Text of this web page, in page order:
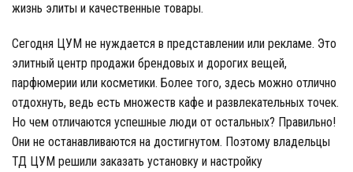
жизнь элиты и качественные товары.
Сегодня ЦУМ не нуждается в представлении или рекламе. Это
элитный центр продажи брендовых и дорогих вещей,
парфюмерии или косметики. Более того, здесь можно отлично
отдохнуть, ведь есть множеств кафе и развлекательных точек.
Но чем отличаются успешные люди от остальных? Правильно!
Они не останавливаются на достигнутом. Поэтому владельцы
ТД ЦУМ решили заказать установку и настройку